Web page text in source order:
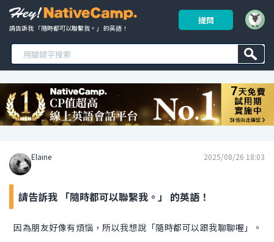
請告訴我 「隨時都可以聯繫我。」 的英語！
提問
Elaine 2025/08/26 18:03
請告訴我 「隨時都可以聯繫我。」 的英語！
因為朋友好像有煩惱，所以我想說「隨時都可以跟我聊聊喔」。